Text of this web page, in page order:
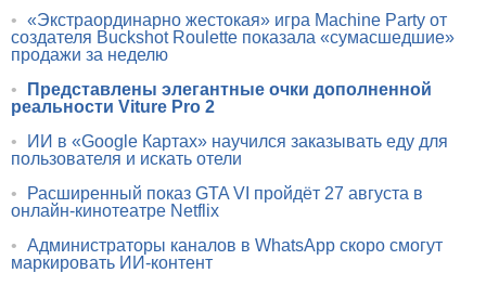
• «Экстраординарно жестокая» игра Machine Party от
создателя Buckshot Roulette показала «сумасшедшие»
продажи за неделю
•
Представлены элегантные очки дополненной
реальности Viture Pro 2
•
ИИ в «Google Картах» научился заказывать еду для
пользователя и искать отели
•
Расширенный показ GTA VI пройдёт 27 августа в
онлайн-кинотеатре Netflix
• Администраторы каналов в WhatsApp скоро смогут
маркировать ИИ-контент